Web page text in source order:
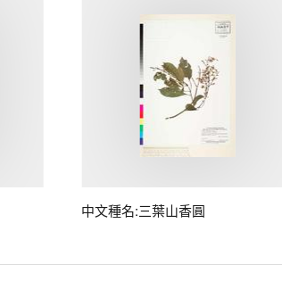
中文種名:三葉山香圓